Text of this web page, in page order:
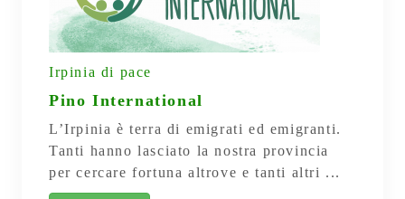
Irpinia di pace
Pino International
L’Irpinia è terra di emigrati ed emigranti.
Tanti hanno lasciato la nostra provincia
per cercare fortuna altrove e tanti altri ...